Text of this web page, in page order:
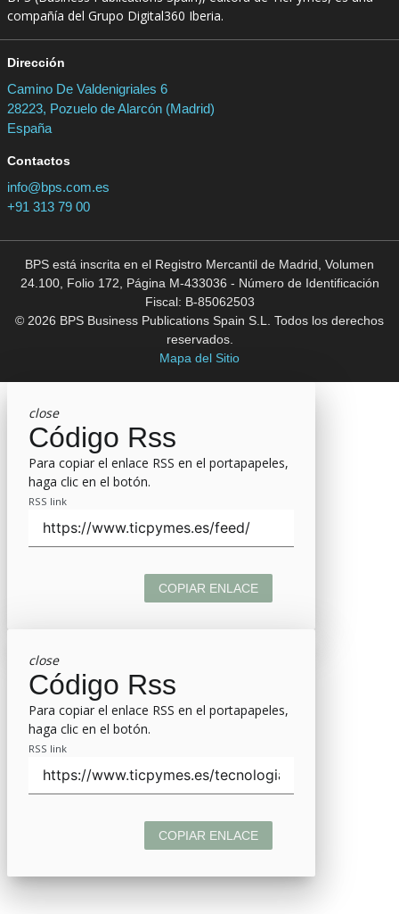
compañía del Grupo Digital360 Iberia.
Dirección
Camino De Valdenigriales 6
28223, Pozuelo de Alarcón (Madrid)
España
Contactos
info@bps.com.es
+91 313 79 00
BPS está inscrita en el Registro Mercantil de Madrid, Volumen
24.100, Folio 172, Página M-433036 - Número de Identificación
Fiscal: B-85062503
© 2026 BPS Business Publications Spain S.L. Todos los derechos
reservados.
Mapa del Sitio
close
Código Rss
Para copiar el enlace RSS en el portapapeles,
haga clic en el botón.
RSS link
COPIAR ENLACE
close
Código Rss
Para copiar el enlace RSS en el portapapeles,
haga clic en el botón.
RSS link
COPIAR ENLACE